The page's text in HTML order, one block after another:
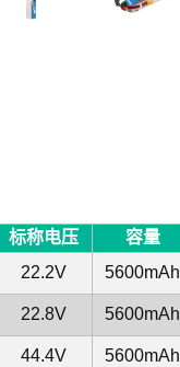
标称电压 容量
22.2V 5600mAh
22.8V 5600mAh
44.4V 5600mAh